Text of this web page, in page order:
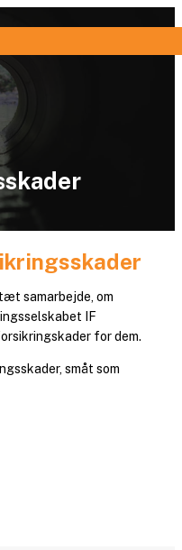
samarbejde, om
IF
for dem.
småt som